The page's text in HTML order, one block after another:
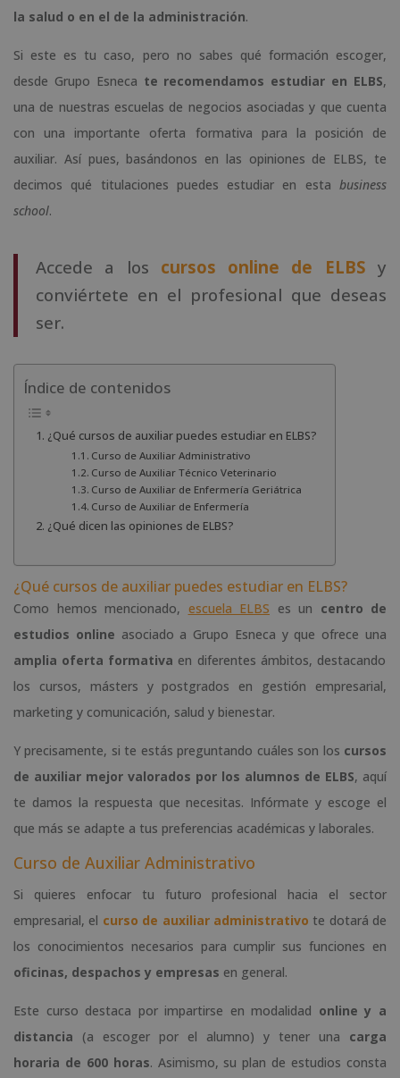
la salud o en el de la administración.
Si este es tu caso, pero no sabes qué formación escoger,
desde Grupo Esneca te recomendamos estudiar en ELBS,
una de nuestras escuelas de negocios asociadas y que cuenta
con una importante oferta formativa para la posición de
auxiliar. Así pues, basándonos en las opiniones de ELBS, te
decimos qué titulaciones puedes estudiar en esta business
school.
Accede a los cursos online de ELBS y
conviértete en el profesional que deseas
ser.
Índice de contenidos
¿Qué cursos de auxiliar puedes estudiar en ELBS?
Curso de Auxiliar Administrativo
Curso de Auxiliar Técnico Veterinario
Curso de Auxiliar de Enfermería Geriátrica
Curso de Auxiliar de Enfermería
¿Qué dicen las opiniones de ELBS?
¿Qué cursos de auxiliar puedes estudiar en ELBS?
Como hemos mencionado, escuela ELBS es un centro de
estudios online asociado a Grupo Esneca y que ofrece una
amplia oferta formativa en diferentes ámbitos, destacando
los cursos, másters y postgrados en gestión empresarial,
marketing y comunicación, salud y bienestar.
Y precisamente, si te estás preguntando cuáles son los cursos
de auxiliar mejor valorados por los alumnos de ELBS, aquí
te damos la respuesta que necesitas. Infórmate y escoge el
que más se adapte a tus preferencias académicas y laborales.
Curso de Auxiliar Administrativo
Si quieres enfocar tu futuro profesional hacia el sector
empresarial, el curso de auxiliar administrativo te dotará de
los conocimientos necesarios para cumplir sus funciones en
oficinas, despachos y empresas en general.
Este curso destaca por impartirse en modalidad online y a
distancia (a escoger por el alumno) y tener una carga
horaria de 600 horas. Asimismo, su plan de estudios consta